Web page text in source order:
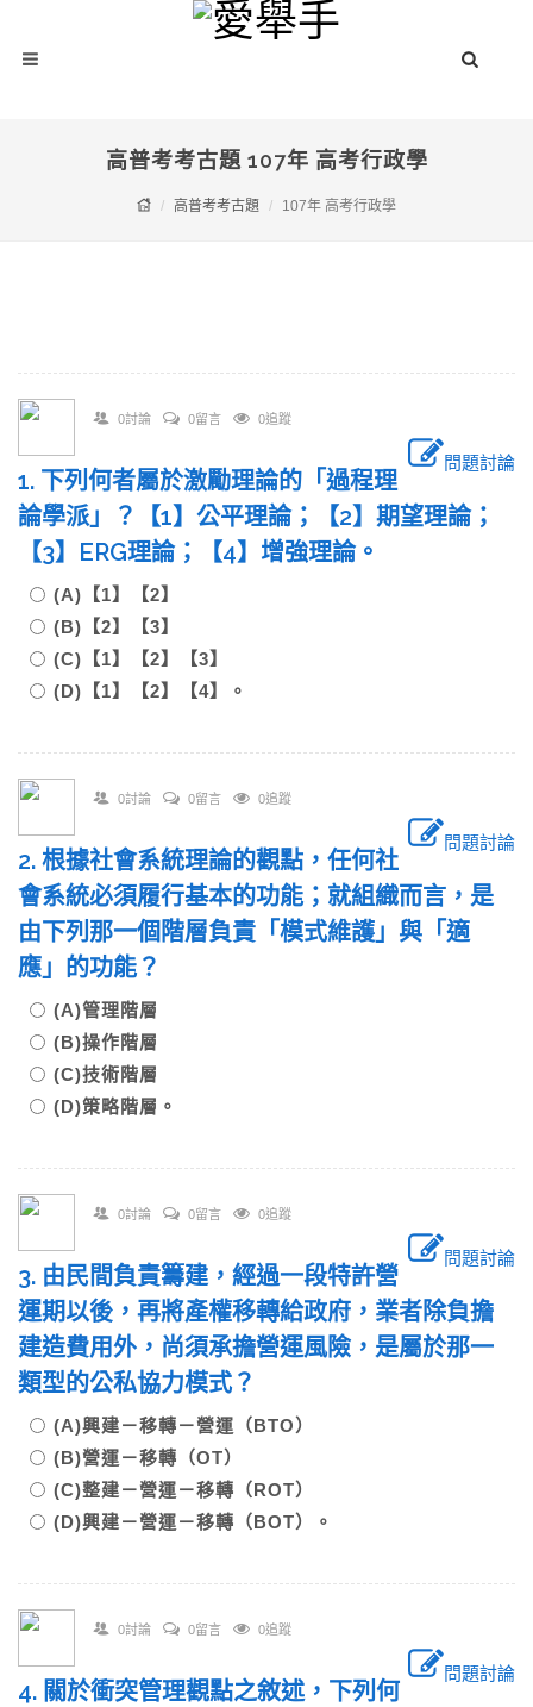
高普考考古題 107年 高考行政學
高普考考古題 107年 高考行政學
0討論 0留言 0追蹤
問題討論
1. 下列何者屬於激勵理論的「過程理
論學派」？【1】公平理論；【2】期望理論；
【3】ERG理論；【4】增強理論。
(A)【1】【2】
(B)【2】【3】
(C)【1】【2】【3】
(D)【1】【2】【4】。
0討論 0留言 0追蹤
問題討論
2. 根據社會系統理論的觀點，任何社
會系統必須履行基本的功能；就組織而言，是
由下列那一個階層負責「模式維護」與「適
應」的功能？
(A)管理階層
(B)操作階層
(C)技術階層
(D)策略階層。
0討論 0留言 0追蹤
問題討論
3. 由民間負責籌建，經過一段特許營
運期以後，再將產權移轉給政府，業者除負擔
建造費用外，尚須承擔營運風險，是屬於那一
類型的公私協力模式？
(A)興建－移轉－營運（BTO）
(B)營運－移轉（OT）
(C)整建－營運－移轉（ROT）
(D)興建－營運－移轉（BOT）。
0討論 0留言 0追蹤
問題討論
4. 關於衝突管理觀點之敘述，下列何